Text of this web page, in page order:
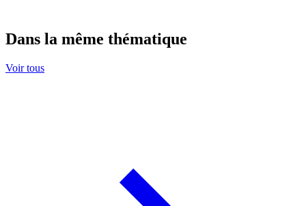
Dans la même thématique
Voir tous